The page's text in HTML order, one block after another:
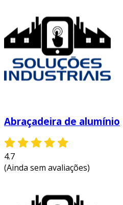
Abraçadeira de alumínio
4.7
(Ainda sem avaliações)